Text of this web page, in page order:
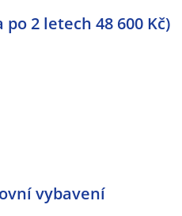
2 letech 48 600 Kč)
vybavení